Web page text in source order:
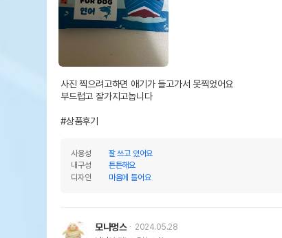
사진 찍으려고하면 애기가 들고가서 못찍었어요
부드럽고 잘가지고놉니다
#상품후기
사용성
잘 쓰고 있어요
내구성
튼튼해요
디자인
마음에 들어요
모나멍스
2024.05.28